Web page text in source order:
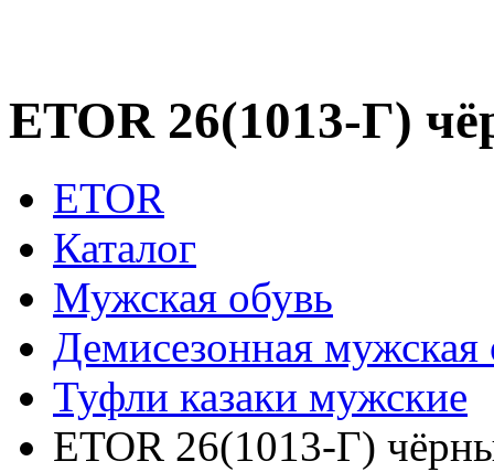
ETOR 26(1013-Г)
ETOR
Каталог
Мужская обувь
Демисезонная мужская
Туфли казаки мужские
ETOR 26(1013-Г)